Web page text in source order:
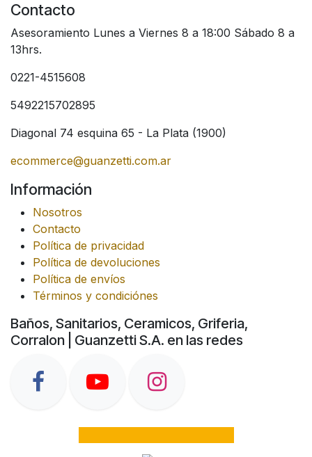
Contacto
Asesoramiento Lunes a Viernes 8 a 18:00 Sábado 8 a
13hrs.
0221-4515608
5492215702895
Diagonal 74 esquina 65 - La Plata (1900)
ecommerce@guanzetti.com.ar
Información
Nosotros
Contacto
Política de privacidad
Política de devoluciones
Política de envíos
Términos y condiciónes
Baños, Sanitarios, Ceramicos, Griferia,
Corralon | Guanzetti S.A. en las redes